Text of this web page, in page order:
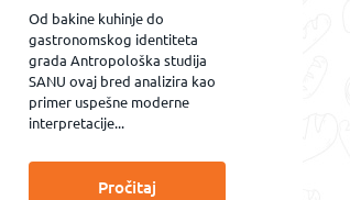
Od bakine kuhinje do
gastronomskog identiteta
grada Antropološka studija
SANU ovaj bred analizira kao
primer uspešne moderne
interpretacije...
Pročitaj